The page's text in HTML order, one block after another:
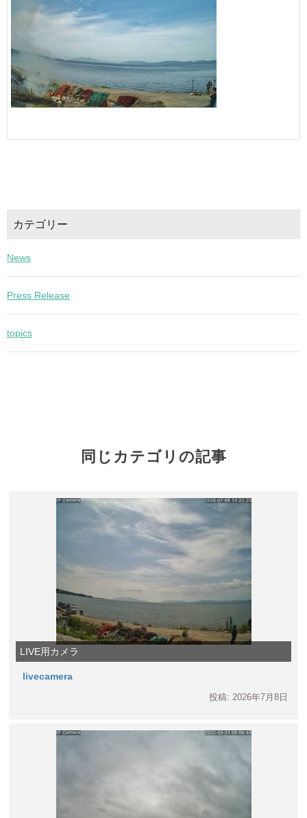
カテゴリー
News
Press Release
topics
同じカテゴリの記事
LIVE用カメラ
livecamera
投稿: 2026年7月8日